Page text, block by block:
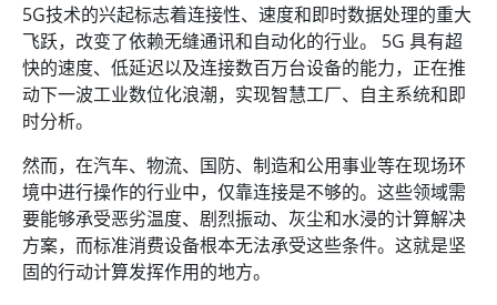
5G技术的兴起标志着连接性、速度和即时数据处理的重大
飞跃，改变了依赖无缝通讯和自动化的行业。 5G 具有超
快的速度、低延迟以及连接数百万台设备的能力，正在推
动下一波工业数位化浪潮，实现智慧工厂、自主系统和即
时分析。
然而，在汽车、物流、国防、制造和公用事业等在现场环
境中进行操作的行业中，仅靠连接是不够的。这些领域需
要能够承受恶劣温度、剧烈振动、灰尘和水浸的计算解决
方案，而标准消费设备根本无法承受这些条件。这就是坚
固的行动计算发挥作用的地方。